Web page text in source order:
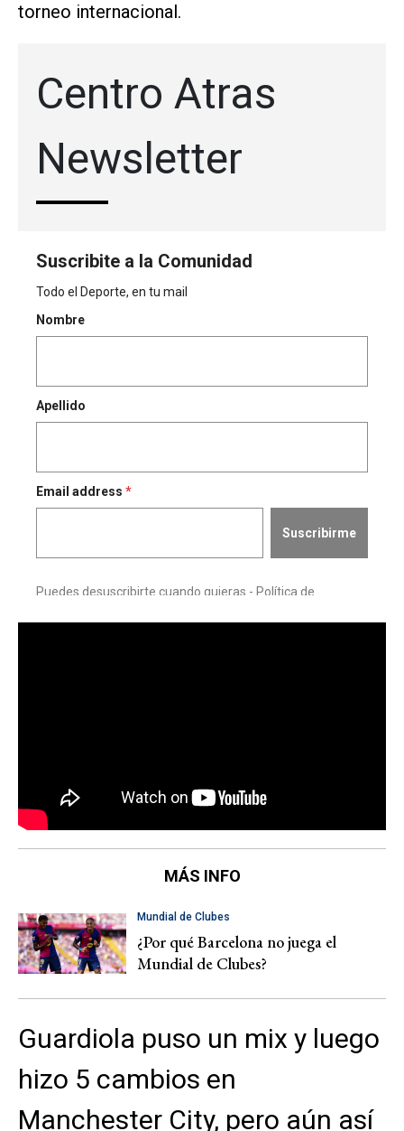
torneo internacional.
MÁS INFO
Mundial de Clubes
¿Por qué Barcelona no juega el
Mundial de Clubes?
Guardiola puso un mix y luego
hizo 5 cambios en
Manchester City, pero aún así